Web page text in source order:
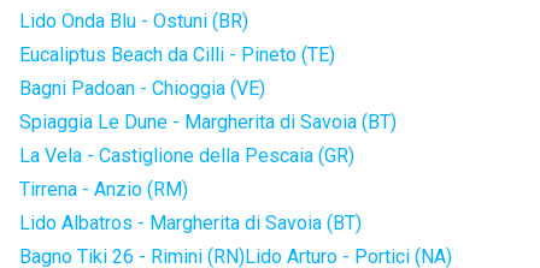
Lido Onda Blu - Ostuni (BR)
Eucaliptus Beach da Cilli - Pineto (TE)
Bagni Padoan - Chioggia (VE)
Spiaggia Le Dune - Margherita di Savoia (BT)
La Vela - Castiglione della Pescaia (GR)
Tirrena - Anzio (RM)
Lido Albatros - Margherita di Savoia (BT)
Bagno Tiki 26 - Rimini (RN)Lido Arturo - Portici (NA)